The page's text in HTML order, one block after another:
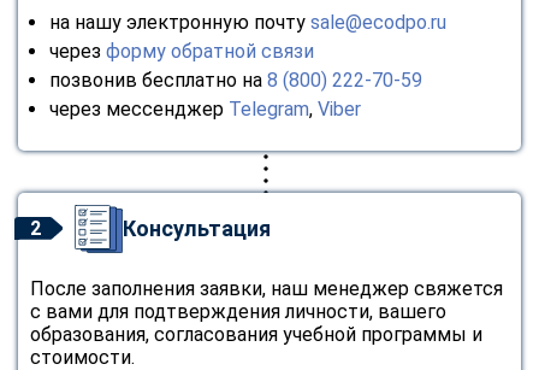
на нашу электронную почту sale@ecodpo.ru
через форму обратной связи
позвонив бесплатно на 8 (800) 222-70-59
через мессенджер Telegram, Viber
2 Консультация
После заполнения заявки, наш менеджер свяжется
с вами для подтверждения личности, вашего
образования, согласования учебной программы и
стоимости.